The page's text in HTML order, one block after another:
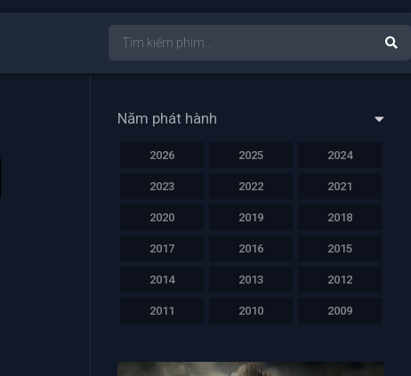
Năm phát hành
2026 2025 2024
2023 2022 2021
2020 2019 2018
2017 2016 2015
2014 2013 2012
2011 2010 2009